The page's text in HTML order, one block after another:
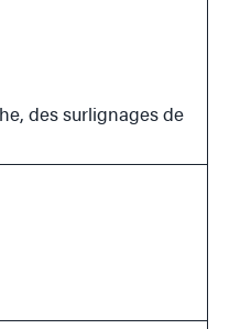
des surlignages de